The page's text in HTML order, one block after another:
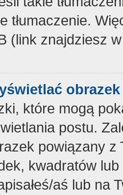
tłumaczenie.
(link znajdziesz
które mogą
postu.
powiązany z
kwadratów
aś lub na